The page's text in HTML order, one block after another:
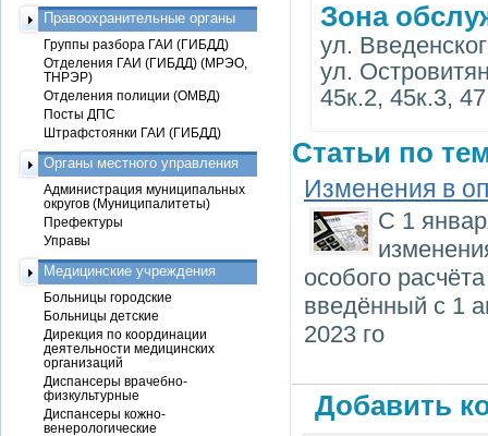
Зона
ул.
ул.
45к.2, 45к.3,
Статьи по
Изменения в
С 1
особого
введённый с 1
2023 го
Добавить
Правоохранительные органы
Группы разбора ГАИ (ГИБДД)
Отделения ГАИ (ГИБДД) (МРЭО,
ТНРЭР)
Отделения полиции (ОМВД)
Посты ДПС
Штрафстоянки ГАИ (ГИБДД)
Органы местного управления
Администрация муниципальных
округов (Муниципалитеты)
Префектуры
Управы
Медицинские учреждения
Больницы городские
Больницы детские
Дирекция по координации
деятельности медицинских
организаций
Диспансеры врачебно-
физкультурные
Диспансеры кожно-
венерологические